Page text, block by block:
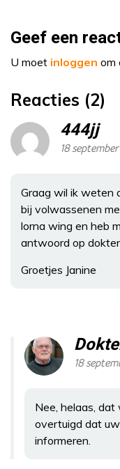
Geef een
U moet inloggen om
Reacties (2)
444jj
18 september
Graag wil ik weten
bij volwassenen
lorna wing en heb
antwoord op
Groetjes Janine
18
Nee, helaas,
overtuigd dat
informeren.